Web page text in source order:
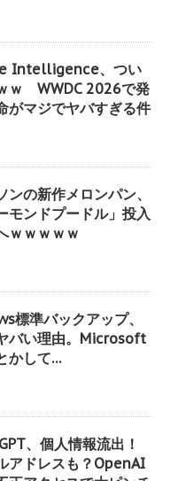
Intelligence、つい
ｗ WWDC 2026で発
がマジでヤバすぎる件
ンの新作メロンパン、
モンドプードル」投入
ｗｗｗｗｗ
標準バックアップ、
バい理由。Microsoft
かして…
、個人情報流出！
アドレスも？OpenAI